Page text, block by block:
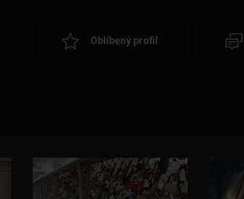
Oblíbený profil